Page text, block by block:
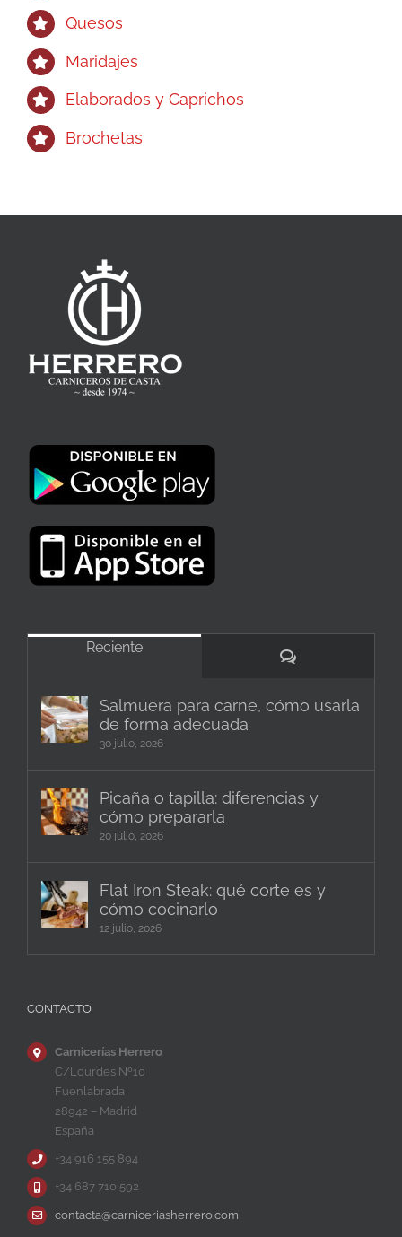
Quesos
Maridajes
Elaborados y Caprichos
Brochetas
Reciente
Comentarios
Salmuera para carne, cómo usarla
de forma adecuada
30 julio, 2026
Picaña o tapilla: diferencias y
cómo prepararla
20 julio, 2026
Flat Iron Steak: qué corte es y
cómo cocinarlo
12 julio, 2026
CONTACTO
Carnicerías Herrero
C/Lourdes Nº10
Fuenlabrada
28942 – Madrid
España
+34 916 155 894
+34 687 710 592
contacta@carniceriasherrero.com